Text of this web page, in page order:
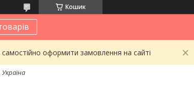
Кошик
оформити замовлення на сайті
Україна